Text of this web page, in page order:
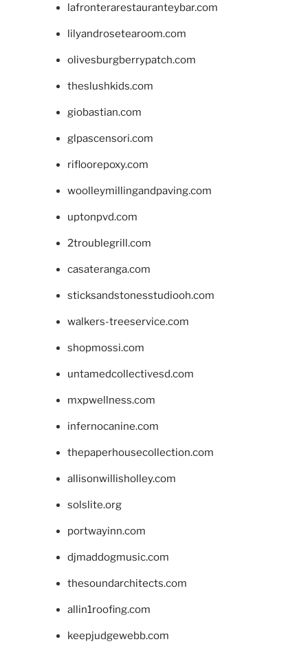
lafronterarestauranteybar.com
lilyandrosetearoom.com
olivesburgberrypatch.com
theslushkids.com
giobastian.com
glpascensori.com
rifloorepoxy.com
woolleymillingandpaving.com
uptonpvd.com
2troublegrill.com
casateranga.com
sticksandstonesstudiooh.com
walkers-treeservice.com
shopmossi.com
untamedcollectivesd.com
mxpwellness.com
infernocanine.com
thepaperhousecollection.com
allisonwillisholley.com
solslite.org
portwayinn.com
djmaddogmusic.com
thesoundarchitects.com
allin1roofing.com
keepjudgewebb.com